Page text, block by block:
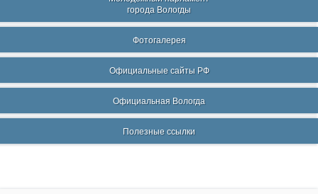
города Вологды
Фотогалерея
Официальные сайты РФ
Официальная Вологда
Полезные ссылки